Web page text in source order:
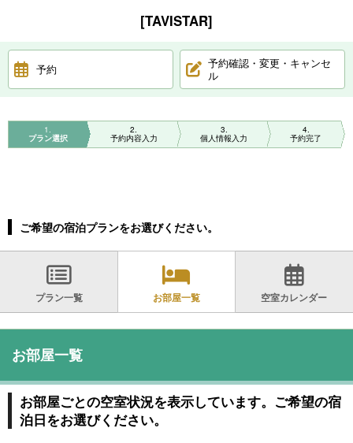
[TAVISTAR]
予約
予約確認・変更・キャンセ
ル
1
プラン選択
2
予約内容入力
3
個人情報入力
4
予約完了
ご希望の宿泊プランをお選びください。
プラン一覧 お部屋一覧 空室カレンダー
お部屋一覧
お部屋ごとの空室状況を表示しています。ご希望の宿
泊日をお選びください。